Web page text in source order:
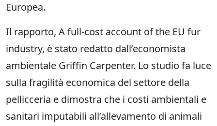
Europea.
Il rapporto, A full-cost account of the EU fur
industry, è stato redatto dall’economista
ambientale Griffin Carpenter. Lo studio fa luce
sulla fragilità economica del settore della
pellicceria e dimostra che i costi ambientali e
sanitari imputabili all’allevamento di animali